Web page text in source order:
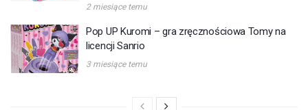
2 miesiące temu
Pop UP Kuromi – gra zręcznościowa Tomy na
licencji Sanrio
3 miesiące temu